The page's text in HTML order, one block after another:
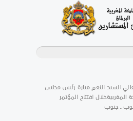
السيد النعم ميارة رئيس مجلس
افتتاح المؤتمر
ـ جنوب